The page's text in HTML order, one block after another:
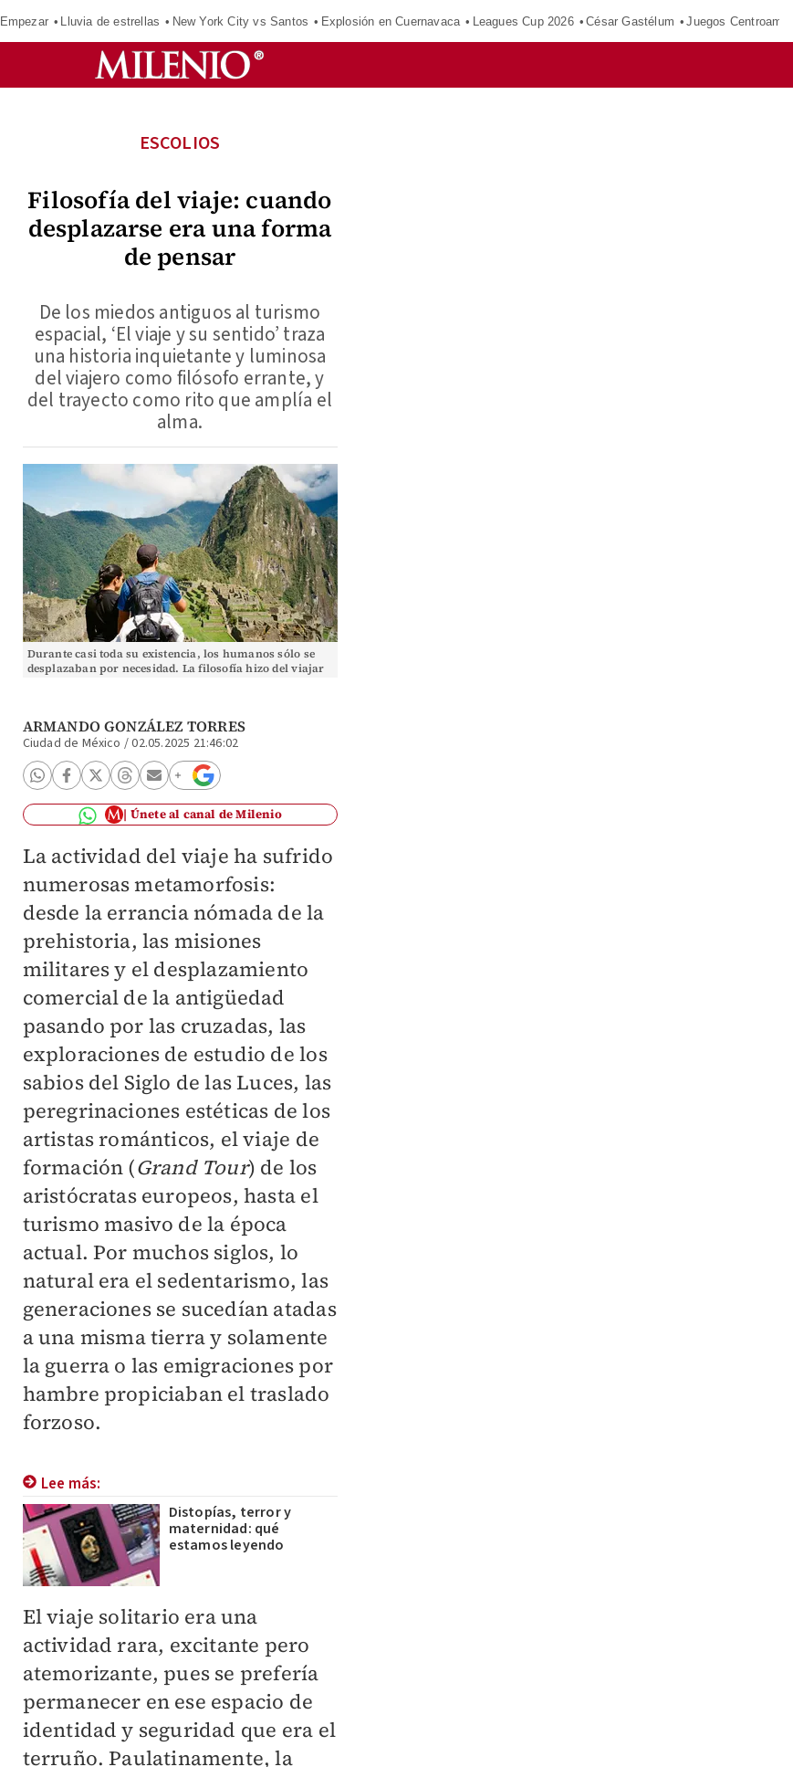
Lluvia de estrellas New York City vs Santos Explosión en Cuernavaca Leagues Cup 2026 César Gastélum Juegos
Filosofía del viaje: cuando
desplazarse era una forma
de pensar
ESCOLIOS
De los miedos antiguos al turismo
espacial, ‘El viaje y su sentido’ traza
una historia inquietante y luminosa
del viajero como filósofo errante, y
del trayecto como rito que amplía el
alma.
Durante casi toda su existencia, los humanos sólo se
desplazaban por necesidad. La filosofía hizo del viajar
ARMANDO GONZÁLEZ TORRES
Ciudad de México /02.05.2025 21:46:02
Únete al canal de Milenio
La actividad del viaje ha sufrido
numerosas metamorfosis:
desde la errancia nómada de la
prehistoria, las misiones
militares y el desplazamiento
comercial de la antigüedad
pasando por las cruzadas, las
exploraciones de estudio de los
sabios del Siglo de las Luces, las
peregrinaciones estéticas de los
artistas románticos, el viaje de
formación (Grand Tour) de los
aristócratas europeos, hasta el
turismo masivo de la época
actual. Por muchos siglos, lo
natural era el sedentarismo, las
generaciones se sucedían atadas
a una misma tierra y solamente
la guerra o las emigraciones por
hambre propiciaban el traslado
forzoso.
Lee más:
Distopías, terror y
maternidad: qué
estamos leyendo
El viaje solitario era una
actividad rara, excitante pero
atemorizante, pues se prefería
permanecer en ese espacio de
identidad y seguridad que era el
terruño. Paulatinamente, la